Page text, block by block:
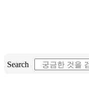
건
Search